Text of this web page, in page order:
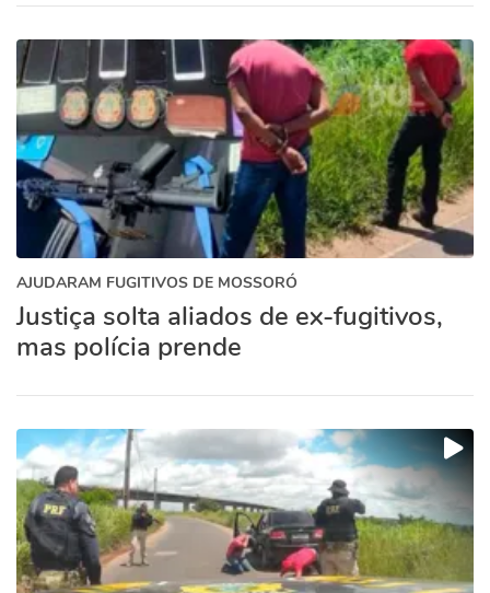
AJUDARAM FUGITIVOS DE MOSSORÓ
Justiça solta aliados de ex-fugitivos,
mas polícia prende